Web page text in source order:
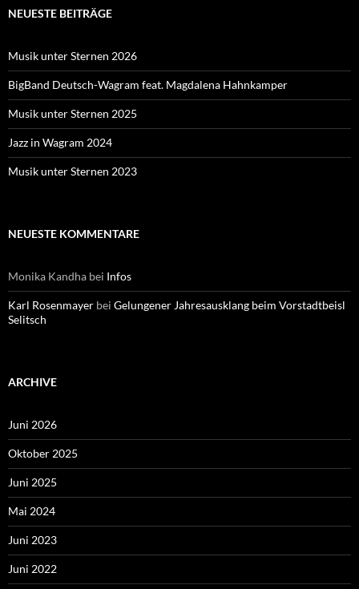
NEUESTE BEITRÄGE
Musik unter Sternen 2026
BigBand Deutsch-Wagram feat. Magdalena Hahnkamper
Musik unter Sternen 2025
Jazz in Wagram 2024
Musik unter Sternen 2023
NEUESTE KOMMENTARE
Monika Kandha bei Infos
Karl Rosenmayer bei Gelungener Jahresausklang beim Vorstadtbeisl
Selitsch
ARCHIVE
Juni 2026
Oktober 2025
Juni 2025
Mai 2024
Juni 2023
Juni 2022